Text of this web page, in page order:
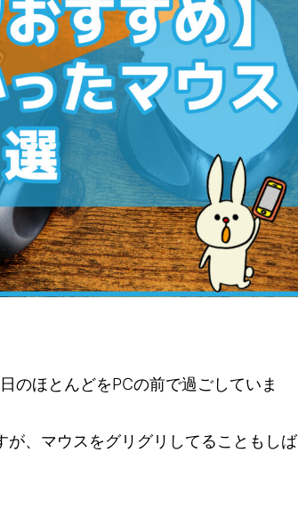
のほとんどをPCの前で過ごしていま
、マウスをグリグリしてることもしば